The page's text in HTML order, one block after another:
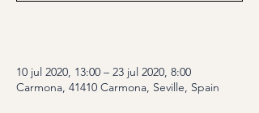
10 jul 2020, 13:00 – 23 jul 2020, 8:00
Carmona, 41410 Carmona, Seville, Spain